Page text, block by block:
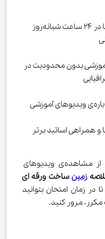
امکان مشاهده‌ی ویدیوها در 24 ساعت شبانه‌روز
فیلم‌های آموزشی بدون محدودیت در
پیشنهاد ما این است که پس از مشاهده‌ی ویدیوهای
زمین ساخت ورقه ای
در زمان امتحان بتوانید
مرور کنید.